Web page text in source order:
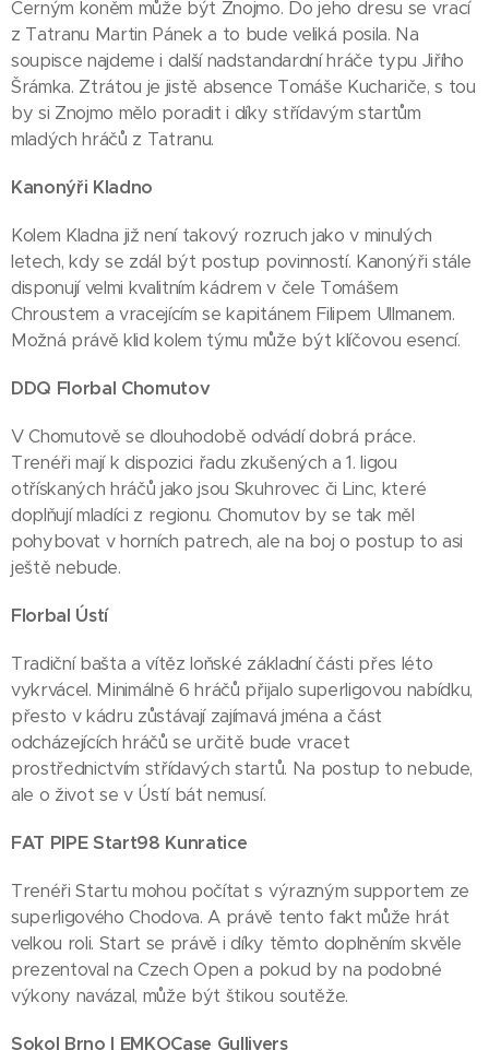
Černým koněm může být Znojmo. Do jeho dresu se vrací
z Tatranu Martin Pánek a to bude veliká posila. Na
soupisce najdeme i další nadstandardní hráče typu Jiřího
Šrámka. Ztrátou je jistě absence Tomáše Kuchariče, s tou
by si Znojmo mělo poradit i díky střídavým startům
mladých hráčů z Tatranu.
Kanonýři Kladno
Kolem Kladna již není takový rozruch jako v minulých
letech, kdy se zdál být postup povinností. Kanonýři stále
disponují velmi kvalitním kádrem v čele Tomášem
Chroustem a vracejícím se kapitánem Filipem Ullmanem.
Možná právě klid kolem týmu může být klíčovou esencí.
DDQ Florbal Chomutov
V Chomutově se dlouhodobě odvádí dobrá práce.
Trenéři mají k dispozici řadu zkušených a 1. ligou
otřískaných hráčů jako jsou Skuhrovec či Linc, které
doplňují mladíci z regionu. Chomutov by se tak měl
pohybovat v horních patrech, ale na boj o postup to asi
ještě nebude.
Florbal Ústí
Tradiční bašta a vítěz loňské základní části přes léto
vykrvácel. Minimálně 6 hráčů přijalo superligovou nabídku,
přesto v kádru zůstávají zajímavá jména a část
odcházejících hráčů se určitě bude vracet
prostřednictvím střídavých startů. Na postup to nebude,
ale o život se v Ústí bát nemusí.
FAT PIPE Start98 Kunratice
Trenéři Startu mohou počítat s výrazným supportem ze
superligového Chodova. A právě tento fakt může hrát
velkou roli. Start se právě i díky těmto doplněním skvěle
prezentoval na Czech Open a pokud by na podobné
výkony navázal, může být štikou soutěže.
Sokol Brno I EMKOCase Gullivers